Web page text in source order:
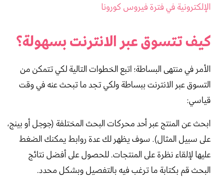
الإلكترونية في فترة فيروس كورونا
كيف تتسوق عبر الانترنت بسهولة؟
الأمر في منتهى البساطة؛ اتبع الخطوات التالية لكي تتمكن من
التسوق عبر الانترنت ببساطة ولكي تجد ما تبحث عنه في وقت
قياسي:
ابحث عن المنتج عبر أحد محركات البحث المختلفة (جوجل أو بينج،
على سبيل المثال). سوف يظهر لك عدة روابط يمكنك الضغط
عليها لإلقاء نظرة على المنتجات. للحصول على أفضل نتائج
البحث قم بكتابة ما ترغب فيه بالتفصيل وبشكل محدد.